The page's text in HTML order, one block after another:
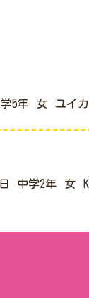
5年 女 ユイカ
中学2年 女 K